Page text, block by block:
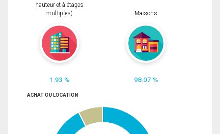
hauteur et à étages
multiples)
1.93 %
Maisons
98.07 %
ACHAT OU LOCATION